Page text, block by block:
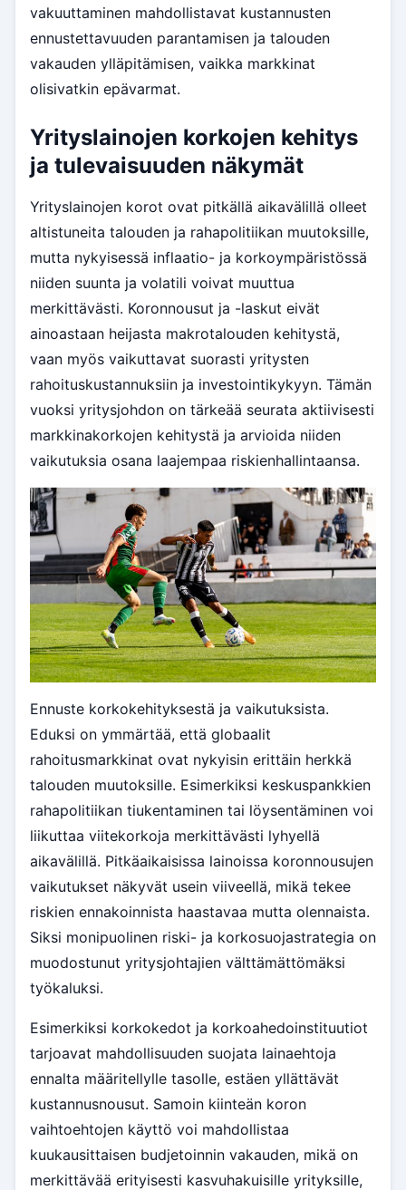
vakuuttaminen mahdollistavat kustannusten
ennustettavuuden parantamisen ja talouden
vakauden ylläpitämisen, vaikka markkinat
olisivatkin epävarmat.
Yrityslainojen korkojen kehitys
ja tulevaisuuden näkymät
Yrityslainojen korot ovat pitkällä aikavälillä olleet
altistuneita talouden ja rahapolitiikan muutoksille,
mutta nykyisessä inflaatio- ja korkoympäristössä
niiden suunta ja volatili voivat muuttua
merkittävästi. Koronnousut ja -laskut eivät
ainoastaan heijasta makrotalouden kehitystä,
vaan myös vaikuttavat suorasti yritysten
rahoituskustannuksiin ja investointikykyyn. Tämän
vuoksi yritysjohdon on tärkeää seurata aktiivisesti
markkinakorkojen kehitystä ja arvioida niiden
vaikutuksia osana laajempaa riskienhallintaansa.
Ennuste korkokehityksestä ja vaikutuksista.
Eduksi on ymmärtää, että globaalit
rahoitusmarkkinat ovat nykyisin erittäin herkkä
talouden muutoksille. Esimerkiksi keskuspankkien
rahapolitiikan tiukentaminen tai löysentäminen voi
liikuttaa viitekorkoja merkittävästi lyhyellä
aikavälillä. Pitkäaikaisissa lainoissa koronnousujen
vaikutukset näkyvät usein viiveellä, mikä tekee
riskien ennakoinnista haastavaa mutta olennaista.
Siksi monipuolinen riski- ja korkosuojastrategia on
muodostunut yritysjohtajien välttämättömäksi
työkaluksi.
Esimerkiksi korkokedot ja korkoahedoinstituutiot
tarjoavat mahdollisuuden suojata lainaehtoja
ennalta määritellylle tasolle, estäen yllättävät
kustannusnousut. Samoin kiinteän koron
vaihtoehtojen käyttö voi mahdollistaa
kuukausittaisen budjetoinnin vakauden, mikä on
merkittävää erityisesti kasvuhakuisille yrityksille,